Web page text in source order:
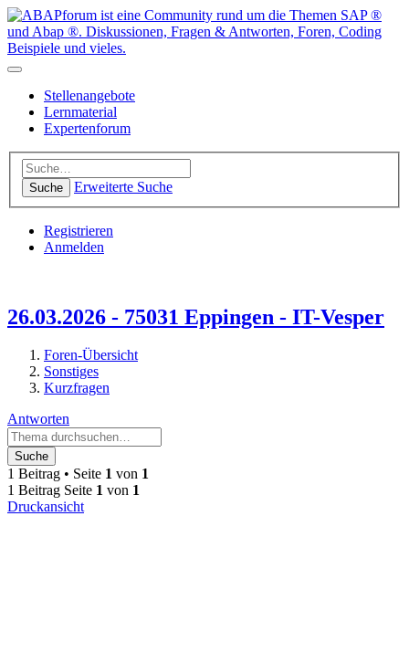
Stellenangebote
Lernmaterial
Expertenforum
Suche Erweiterte Suche
Registrieren
Anmelden
26.03.2026 - 75031 Eppingen - IT-Vesper
Foren-Übersicht
Sonstiges
Kurzfragen
Antworten
Suche
1 Beitrag • Seite 1 von 1
1 Beitrag Seite 1 von 1
Druckansicht